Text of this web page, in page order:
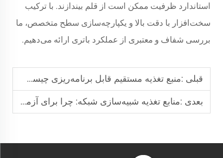
استاندارد ظرفیت ممکن است از قلم بیندازند. با ترکیب
سخت‌افزار با دقت بالا و یکپارچه‌سازی سطح متخصص، ما
بررسی شفاف و معتبری از عملکرد باتری ارائه می‌دهیم.
قبلی :منبع تغذیه مستقیم قابل برنامه‌ریزی چیست؟
بعدی :منابع تغذیه شبیه‌سازی شبکه: چرا برای آزمون‌های سازگردانی مبدل ذخیره‌سازی انرژی (PCS) با شبکه ضروری هستند؟